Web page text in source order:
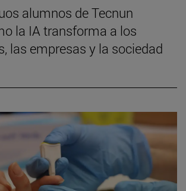
alumnos de Tecnun
la IA transforma a los
las empresas y la sociedad